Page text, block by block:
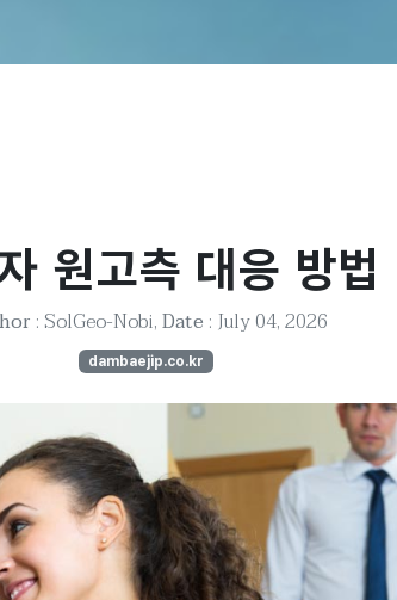
원고측 대응 방법
: SolGeo-Nobi,Date : July 04, 2026
dambaejip.co.kr